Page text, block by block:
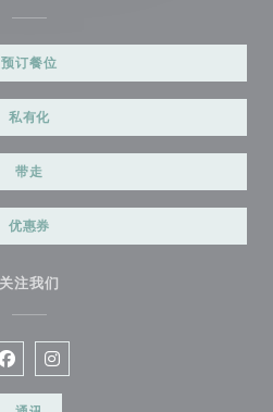
预订餐位
私有化
带走
优惠券
关注我们
Facebook ((在新窗口中打开))
Instagram ((在新窗口中打开))